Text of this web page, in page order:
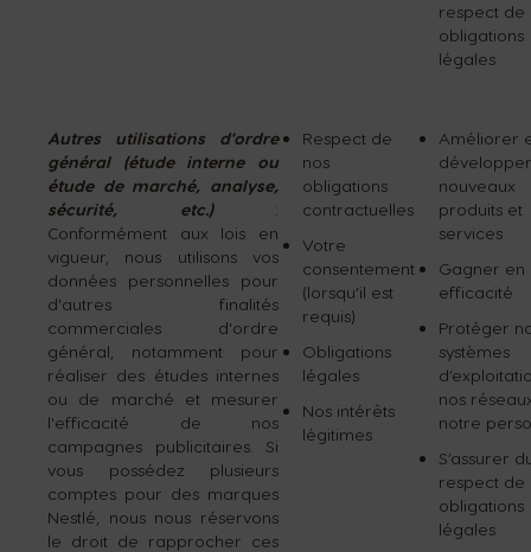
respect de
obligations
légales
Autres utilisations d'ordre
général (étude interne ou
étude de marché, analyse,
sécurité, etc.):
Conformément aux lois en
vigueur, nous utilisons vos
données personnelles pour
d'autres finalités
commerciales d'ordre
général, notamment pour
réaliser des études internes
ou de marché et mesurer
l'efficacité de nos
campagnes publicitaires. Si
vous possédez plusieurs
comptes pour des marques
Nestlé, nous nous réservons
le droit de rapprocher ces
Respect de
nos
obligations
contractuelles
Votre
consentement
(lorsqu’il est
requis)
Obligations
légales
Nos intérêts
légitimes
Améliorer
nouveaux
produits et
services
Gagner en
efficacité
Protéger
systèmes
nos
notre
S’assurer
respect de
obligations
légales